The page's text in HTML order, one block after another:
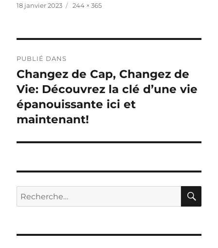
Publié
18 janvier 2023
Taille
244 × 365
de
l’article
PUBLIÉ DANS
Changez de Cap, Changez de
Vie: Découvrez la clé d’une vie
épanouissante ici et
maintenant!
Recherche
pour :